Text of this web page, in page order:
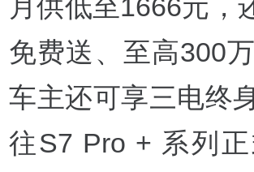
月供低至1666元，
免费送、至高300
车主还可享三电终
往S7 Pro + 系列